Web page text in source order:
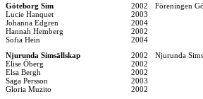
Göteborg Sim 2002
Föreningen
Lucie Hanquet
2003
Johanna Edgren
2004
Hannah Hemberg
2002
Sofia Hein
2004
Njurunda Simsällskap 2002
Njurunda
Elise Öberg
2002
Elsa Bergh
2002
Saga Persson
2003
Gloria Muzito
2002